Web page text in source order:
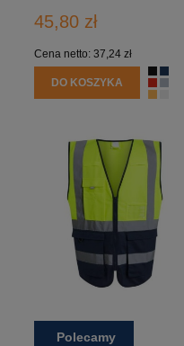
45,80 zł
Cena netto: 37,24 zł
DO KOSZYKA
Polecamy